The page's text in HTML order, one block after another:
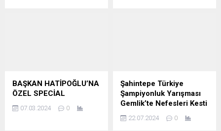
BAŞKAN HATİPOĞLU’NA
ÖZEL SPECİAL
07.03.2024 0
Şahintepe Türkiye
Şampiyonluk Yarışması
Gemlik’te Nefesleri Kesti
22.07.2024 0